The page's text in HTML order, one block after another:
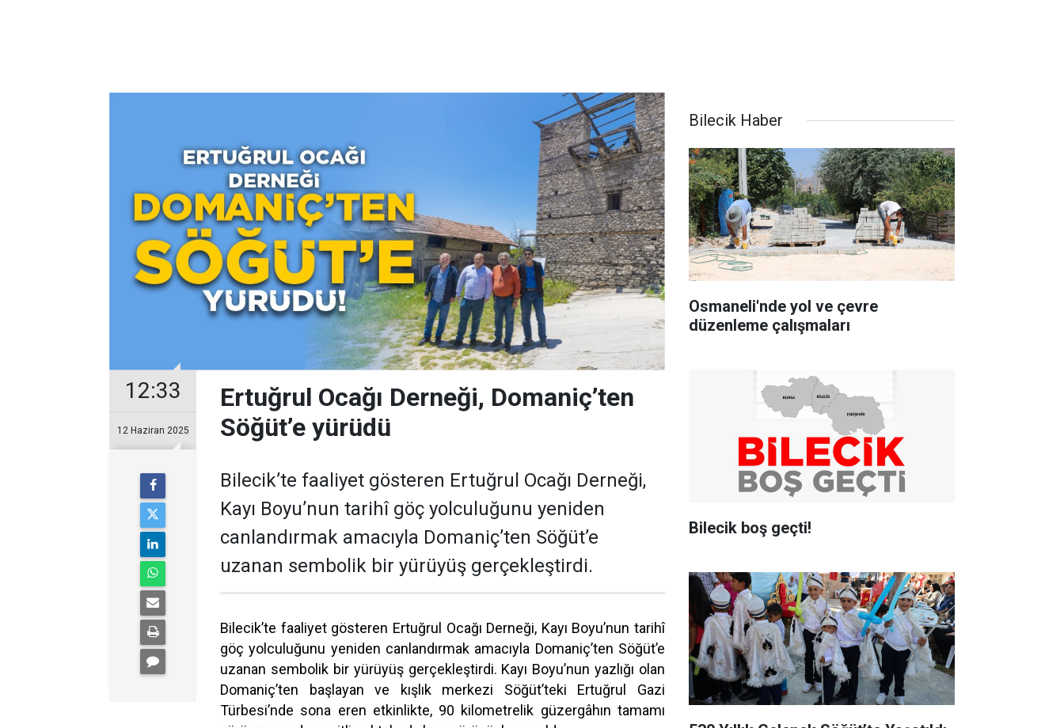
12:33
12 Haziran 2025
Ertuğrul Ocağı Derneği, Domaniç’ten
Söğüt’e yürüdü
Bilecik’te faaliyet gösteren Ertuğrul Ocağı Derneği,
Kayı Boyu’nun tarihî göç yolculuğunu yeniden
canlandırmak amacıyla Domaniç’ten Söğüt’e
uzanan sembolik bir yürüyüş gerçekleştirdi.
Bilecik’te faaliyet gösteren Ertuğrul Ocağı Derneği, Kayı Boyu’nun tarihî
göç yolculuğunu yeniden canlandırmak amacıyla Domaniç’ten Söğüt’e
uzanan sembolik bir yürüyüş gerçekleştirdi. Kayı Boyu’nun yazlığı olan
Domaniç’ten başlayan ve kışlık merkezi Söğüt’teki Ertuğrul Gazi
Türbesi’nde sona eren etkinlikte, 90 kilometrelik güzergâhın tamamı
Bilecik Haber
Osmaneli'nde yol ve çevre
düzenleme çalışmaları
Bilecik boş geçti!